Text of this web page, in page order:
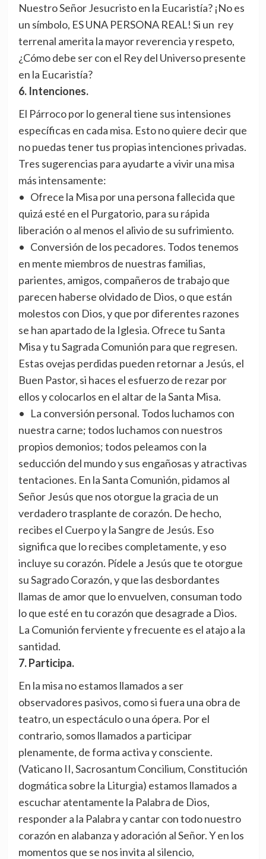
Nuestro Señor Jesucristo en la Eucaristía? ¡No es
un símbolo, ES UNA PERSONA REAL! Si un rey
terrenal amerita la mayor reverencia y respeto,
¿Cómo debe ser con el Rey del Universo presente
en la Eucaristía?
6. Intenciones.
El Párroco por lo general tiene sus intensiones
específicas en cada misa. Esto no quiere decir que
no puedas tener tus propias intenciones privadas.
Tres sugerencias para ayudarte a vivir una misa
más intensamente:
• Ofrece la Misa por una persona fallecida que
quizá esté en el Purgatorio, para su rápida
liberación o al menos el alivio de su sufrimiento.
• Conversión de los pecadores. Todos tenemos
en mente miembros de nuestras familias,
parientes, amigos, compañeros de trabajo que
parecen haberse olvidado de Dios, o que están
molestos con Dios, y que por diferentes razones
se han apartado de la Iglesia. Ofrece tu Santa
Misa y tu Sagrada Comunión para que regresen.
Estas ovejas perdidas pueden retornar a Jesús, el
Buen Pastor, si haces el esfuerzo de rezar por
ellos y colocarlos en el altar de la Santa Misa.
• La conversión personal. Todos luchamos con
nuestra carne; todos luchamos con nuestros
propios demonios; todos peleamos con la
seducción del mundo y sus engañosas y atractivas
tentaciones. En la Santa Comunión, pidamos al
Señor Jesús que nos otorgue la gracia de un
verdadero trasplante de corazón. De hecho,
recibes el Cuerpo y la Sangre de Jesús. Eso
significa que lo recibes completamente, y eso
incluye su corazón. Pídele a Jesús que te otorgue
su Sagrado Corazón, y que las desbordantes
llamas de amor que lo envuelven, consuman todo
lo que esté en tu corazón que desagrade a Dios.
La Comunión ferviente y frecuente es el atajo a la
santidad.
7. Participa.
En la misa no estamos llamados a ser
observadores pasivos, como si fuera una obra de
teatro, un espectáculo o una ópera. Por el
contrario, somos llamados a participar
plenamente, de forma activa y consciente.
(Vaticano II, Sacrosantum Concilium, Constitución
dogmática sobre la Liturgia) estamos llamados a
escuchar atentamente la Palabra de Dios,
responder a la Palabra y cantar con todo nuestro
corazón en alabanza y adoración al Señor. Y en los
momentos que se nos invita al silencio,